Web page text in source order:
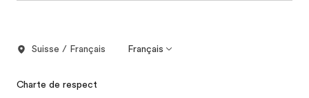
Suisse / Français Français
Charte de respect